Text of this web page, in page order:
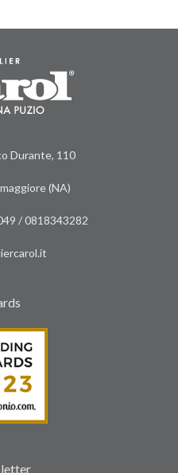
Durante, 110
(NA)
/0818343282